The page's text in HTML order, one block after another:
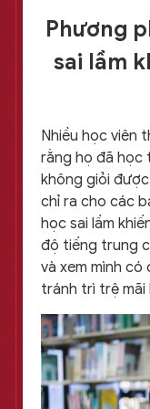
Phương
sai lầm
Nhiều học viên
rằng họ đã học
không giỏi
chỉ ra cho các
học sai lầm
độ tiếng trung
và xem mình
tránh trì trệ mãi